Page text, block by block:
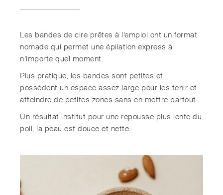
Les bandes de cire prêtes à l’emploi ont un format
nomade qui permet une épilation express à
n’importe quel moment.
Plus pratique, les bandes sont petites et
possèdent un espace assez large pour les tenir et
atteindre de petites zones sans en mettre partout.
Un résultat institut pour une repousse plus lente du
poil, la peau est douce et nette.